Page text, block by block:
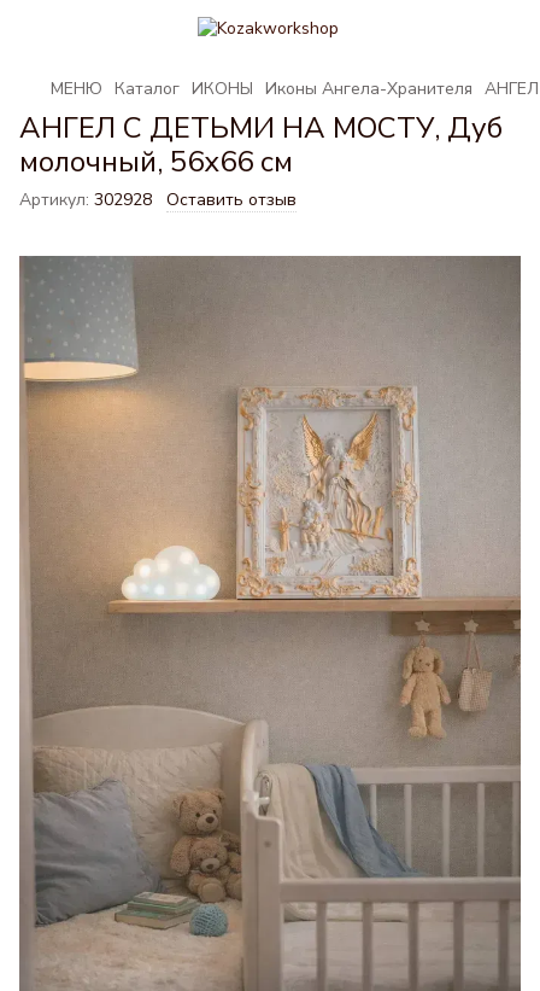
МЕНЮ Каталог ИКОНЫ Иконы Ангела-Хранителя
АНГЕЛ С ДЕТЬМИ НА МОСТУ, Дуб
молочный, 56х66 см
Артикул: 302928 Оставить отзыв